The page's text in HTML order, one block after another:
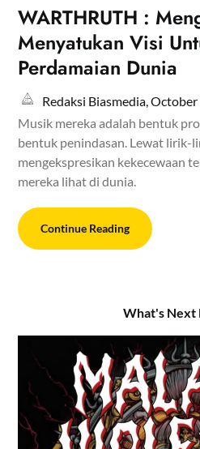
WARTHRUTH :
Menyatukan Visi
Perdamaian Dunia
Redaksi Biasmedia,October
Musik mereka adalah bentuk
bentuk penindasan. Lewat lirik-
mengekspresikan kekecewaan
mereka lihat di dunia.
Continue Reading
What's Next